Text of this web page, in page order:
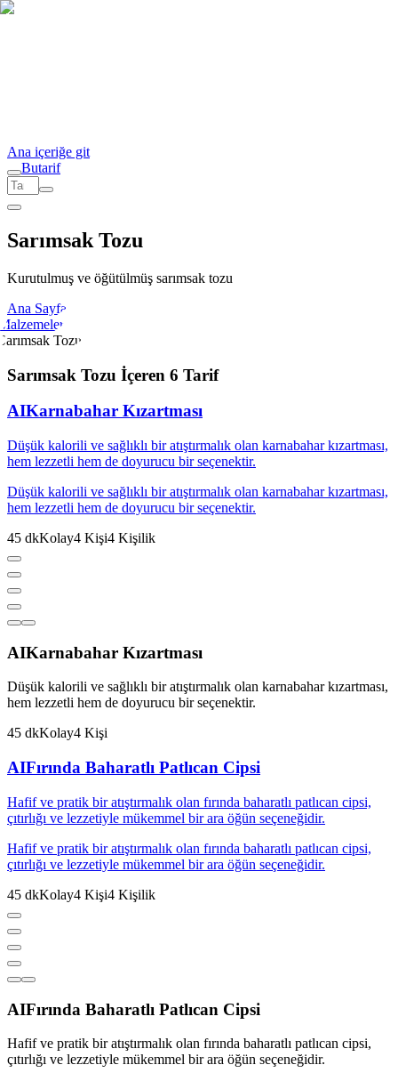
Ana içeriğe git
Butarif
Sarımsak Tozu
Kurutulmuş ve öğütülmüş sarımsak tozu
Ana Sayfa
Tozu
Sarımsak Tozu İçeren 6 Tarif
AIKarnabahar Kızartması
Düşük kalorili ve sağlıklı bir atıştırmalık olan karnabahar kızartması,
hem lezzetli hem de doyurucu bir seçenektir.
Düşük kalorili ve sağlıklı bir atıştırmalık olan karnabahar kızartması,
hem lezzetli hem de doyurucu bir seçenektir.
45 dkKolay4 Kişi4 Kişilik
AIKarnabahar Kızartması
Düşük kalorili ve sağlıklı bir atıştırmalık olan karnabahar kızartması,
hem lezzetli hem de doyurucu bir seçenektir.
45 dkKolay4 Kişi
AIFırında Baharatlı Patlıcan Cipsi
Hafif ve pratik bir atıştırmalık olan fırında baharatlı patlıcan cipsi,
çıtırlığı ve lezzetiyle mükemmel bir ara öğün seçeneğidir.
Hafif ve pratik bir atıştırmalık olan fırında baharatlı patlıcan cipsi,
çıtırlığı ve lezzetiyle mükemmel bir ara öğün seçeneğidir.
45 dkKolay4 Kişi4 Kişilik
AIFırında Baharatlı Patlıcan Cipsi
Hafif ve pratik bir atıştırmalık olan fırında baharatlı patlıcan cipsi,
çıtırlığı ve lezzetiyle mükemmel bir ara öğün seçeneğidir.